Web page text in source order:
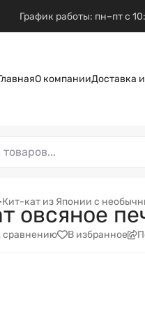
График работы: пн–пт с
О компанииДоставка
Кит-кат из Японии с
овсяное
сравнению В избранное